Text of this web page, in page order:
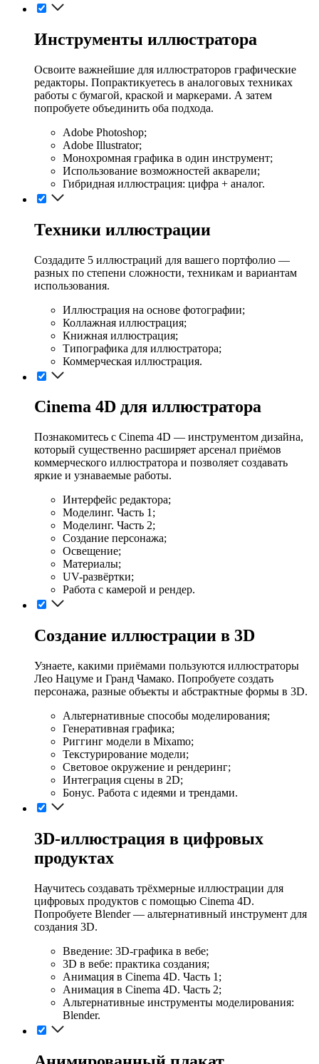
Инструменты иллюстратора
Освоите важнейшие для иллюстраторов графические
редакторы. Попрактикуетесь в аналоговых техниках
работы с бумагой, краской и маркерами. А затем
попробуете объединить оба подхода.
Adobe Photoshop;
Adobe Illustrator;
Монохромная графика в один инструмент;
Использование возможностей акварели;
Гибридная иллюстрация: цифра + аналог.
Техники иллюстрации
Создадите 5 иллюстраций для вашего портфолио —
разных по степени сложности, техникам и вариантам
использования.
Иллюстрация на основе фотографии;
Коллажная иллюстрация;
Книжная иллюстрация;
Типографика для иллюстратора;
Коммерческая иллюстрация.
Cinema 4D для иллюстратора
Познакомитесь с Cinema 4D — инструментом дизайна,
который существенно расширяет арсенал приёмов
коммерческого иллюстратора и позволяет создавать
яркие и узнаваемые работы.
Интерфейс редактора;
Моделинг. Часть 1;
Моделинг. Часть 2;
Создание персонажа;
Освещение;
Материалы;
UV-развёртки;
Работа с камерой и рендер.
Создание иллюстрации в 3D
Узнаете, какими приёмами пользуются иллюстраторы
Лео Нацуме и Гранд Чамако. Попробуете создать
персонажа, разные объекты и абстрактные формы в 3D.
Альтернативные способы моделирования;
Генеративная графика;
Риггинг модели в Mixamo;
Текстурирование модели;
Световое окружение и рендеринг;
Интеграция сцены в 2D;
Бонус. Работа с идеями и трендами.
3D-иллюстрация в цифровых
продуктах
Научитесь создавать трёхмерные иллюстрации для
цифровых продуктов с помощью Cinema 4D.
Попробуете Blender — альтернативный инструмент для
создания 3D.
Введение: 3D-графика в вебе;
3D в вебе: практика создания;
Анимация в Cinema 4D. Часть 1;
Анимация в Cinema 4D. Часть 2;
Альтернативные инструменты моделирования:
Blender.